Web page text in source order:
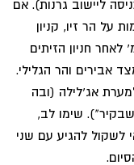
ליישוב גרנות). אם
על הר זיו, קניון
ועוד. כמו כן, דרך זו מתפצלת כ-400 מ' לאחר חניון הזיתים
אבירים והר הגלילי.
אג'לילה (ובה
שימו לב,
לשקול להגיע עם שני